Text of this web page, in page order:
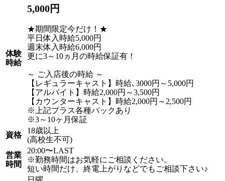
体験
時給
5,000円
★期間限定今だけ！★
平日体入時給5,000円
週末体入時給6,000円
更に3～10ヵ月の時給保証有！
～ ご入店後の時給 ～
【レギュラーキャスト】時給､3000円～5,000円
【アルバイト】時給2,000円～3,500円
【カウンターキャスト】時給2,000円～2,500円
※上記プラス各種バックあり
※3～10ヶ月保証
資格
18歳以上
(高校生不可)
営業
時間
20:00〜LAST
※勤務時間はお気軽にご相談ください。
短い時間だけ、終電上がりなどでもご相談下さい♪